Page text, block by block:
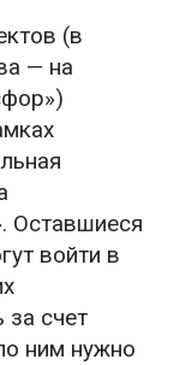
(в
— на
Оставшиеся
войти в
за счет
ним нужно